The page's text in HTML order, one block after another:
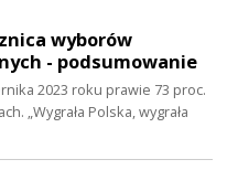
wyborów
- podsumowanie
2023 roku prawie 73 proc.
„Wygrała Polska, wygrała